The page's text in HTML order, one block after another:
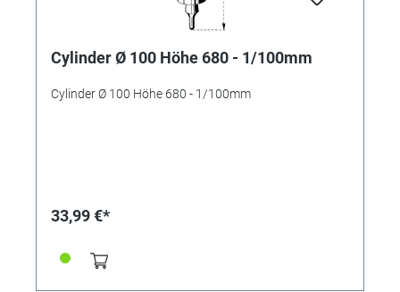
Cylinder Ø 100 Höhe 680 - 1/100mm
Cylinder Ø 100 Höhe 680 - 1/100mm
33,99 €*